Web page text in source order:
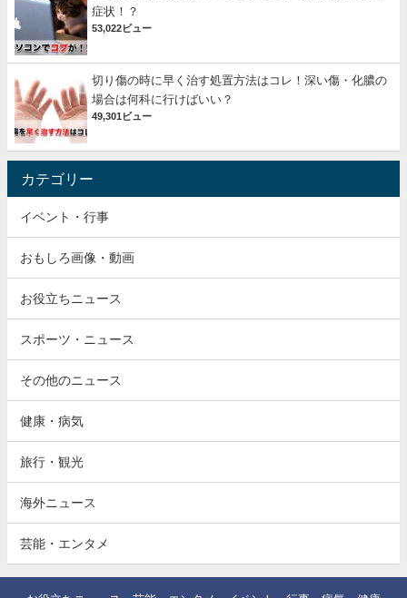
症状！？
53,022ビュー
切り傷の時に早く治す処置方法はコレ！深い傷・化膿の
場合は何科に行けばいい？
49,301ビュー
カテゴリー
イベント・行事
おもしろ画像・動画
お役立ちニュース
スポーツ・ニュース
その他のニュース
健康・病気
旅行・観光
海外ニュース
芸能・エンタメ